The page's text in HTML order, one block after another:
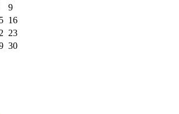
9
16
23
30